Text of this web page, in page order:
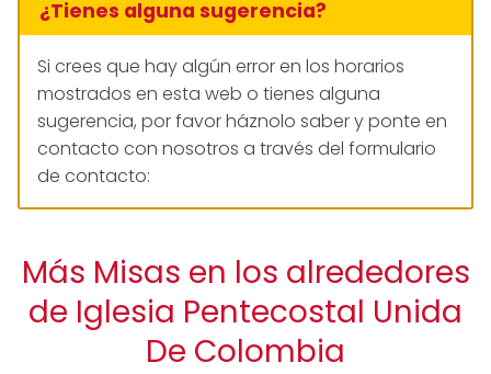
¿Tienes alguna sugerencia?
Si crees que hay algún error en los horarios
mostrados en esta web o tienes alguna
sugerencia, por favor háznolo saber y ponte en
contacto con nosotros a través del formulario
de contacto:
Más Misas en los alrededores
de Iglesia Pentecostal Unida
De Colombia